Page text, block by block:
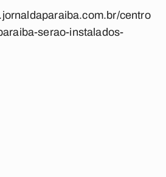
centro
serao-instalados-